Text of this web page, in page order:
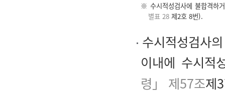
※ 수시적성검사에 불합격하
별표 28 제2호 8번).
수시적성검사
이내에 수시적
령」 제57조제